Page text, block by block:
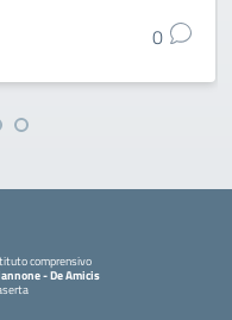
0
comprensivo
- De Amicis